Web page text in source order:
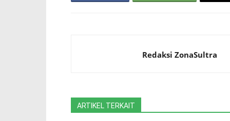
Redaksi ZonaSultra
ARTIKEL TERKAIT